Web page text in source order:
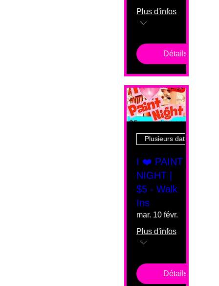
Plus d'infos
Détails
Plusieurs dates
I ❤️ PAINT
NIGHT |
$5 - Walk
Ins
mar. 10 févr.
Plus d'infos
Détails